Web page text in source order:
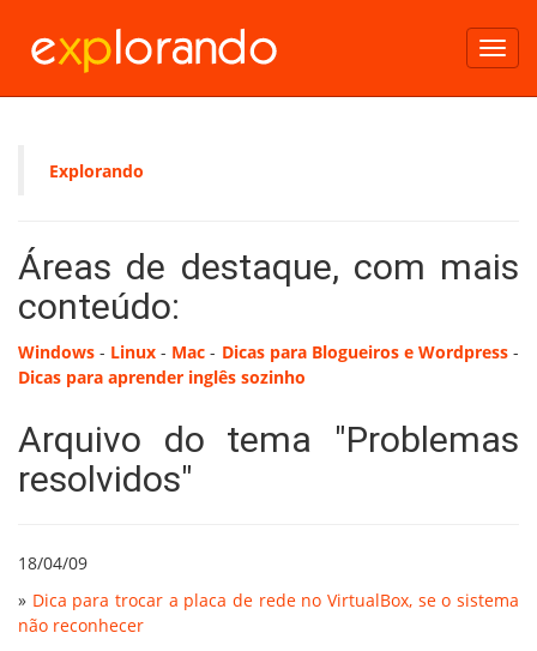
Explorando
Áreas de destaque, com mais
conteúdo:
Windows - Linux - Mac - Dicas para Blogueiros e Wordpress-
Dicas para aprender inglês sozinho
Arquivo do tema "Problemas
resolvidos"
18/04/09
» Dica para trocar a placa de rede no VirtualBox, se o sistema
não reconhecer